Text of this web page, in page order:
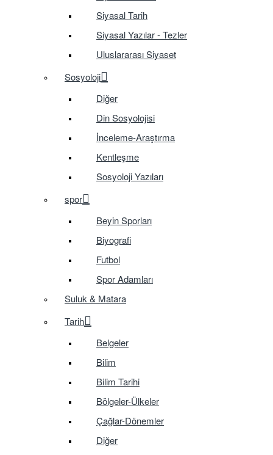
Siyasal Tarih
Siyasal Yazılar - Tezler
Uluslararası Siyaset
Sosyoloji
Diğer
Din Sosyolojisi
İnceleme-Araştırma
Kentleşme
Sosyoloji Yazıları
spor
Beyin Sporları
Biyografi
Futbol
Spor Adamları
Suluk & Matara
Tarih
Belgeler
Bilim
Bilim Tarihi
Bölgeler-Ülkeler
Çağlar-Dönemler
Diğer